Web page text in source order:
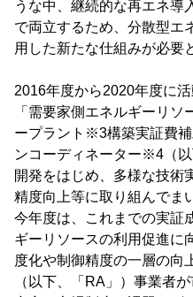
うな中、継続的な再エネ導
で両立するため、分散型エ
用した新たな仕組みが必要
2016年度から2020年度に
「需要家側エネルギーリ
ープラント※3構築実証費
ンコーディネーター※4（
開発をはじめ、多様な技術
精度向上等に取り組んでま
今年度は、これまでの実証
ギーリソースの利用促進に
度化や制御精度の一層の向
（以下、「RA」）事業者